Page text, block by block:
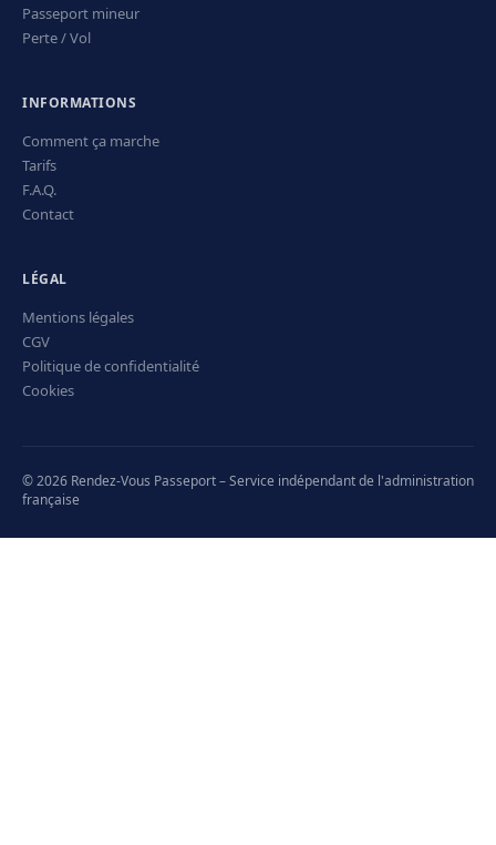
Passeport mineur
Perte / Vol
INFORMATIONS
Comment ça marche
Tarifs
F.A.Q.
Contact
LÉGAL
Mentions légales
CGV
Politique de confidentialité
Cookies
© 2026 Rendez-Vous Passeport – Service indépendant de l'administration
française